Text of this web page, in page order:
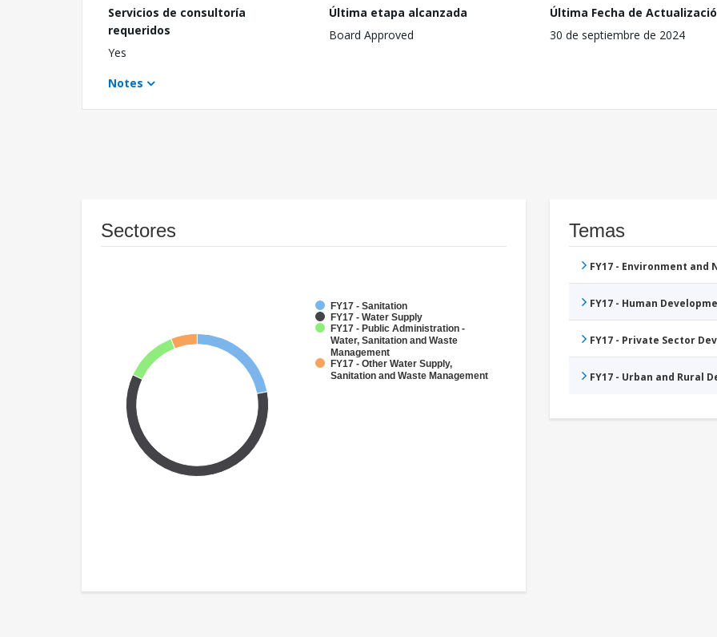
Servicios de consultoría
requeridos
Yes
Última etapa alcanzada
Board Approved
Última Fecha de
30 de septiembre de 2024
Notes
Sectores
FY17 - Sanitation
FY17 - Water Supply
FY17 - Public Administration -
Water, Sanitation and Waste
Management
FY17 - Other Water Supply,
Sanitation and Waste Management
Temas
FY17 - Environment
FY17 - Human
FY17 - Private Sector
FY17 - Urban and Rural